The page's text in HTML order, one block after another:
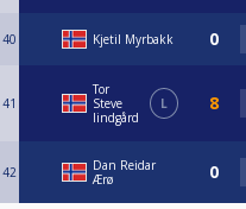
40 Kjetil Myrbakk
41
Tor
Steve
lindgård
L
42
Dan Reidar
Ærø